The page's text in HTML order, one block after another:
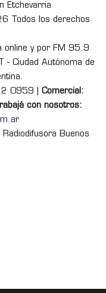
Etchevarria
Todos los derechos
online y por FM 95.9
Ciudad Autónoma de
0959 | Comercial:
con nosotros:
Buenos